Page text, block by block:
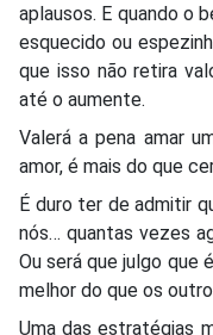
aplausos. E quando o
esquecido ou
que isso não retira
até o aumente.
Valerá a pena amar
amor, é mais do que
É duro ter de admitir
nós… quantas vezes
Ou será que julgo que
melhor do que os
Uma das estratégias